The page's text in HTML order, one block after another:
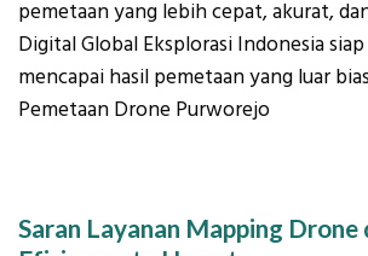
pemetaan yang lebih cepat, akurat,
Digital Global Eksplorasi Indonesia
mencapai hasil pemetaan yang luar
Pemetaan Drone Purworejo
Saran Layanan Mapping